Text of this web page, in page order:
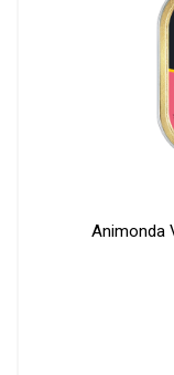
Animonda